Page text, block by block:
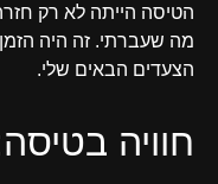
הטיסה הייתה לא רק
מה שעברתי. זה היה
הצעדים הבאים שלי.
חוויה